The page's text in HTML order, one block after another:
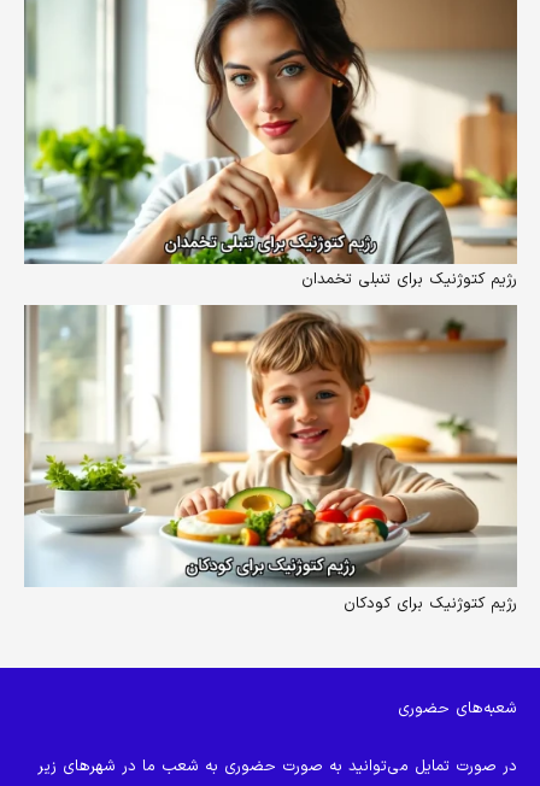
رژیم کتوژنیک برای تنبلی تخمدان
رژیم کتوژنیک برای کودکان
شعبه‌های حضوری
در صورت تمایل می‌توانید به صورت حضوری به شعب ما در شهرهای زیر